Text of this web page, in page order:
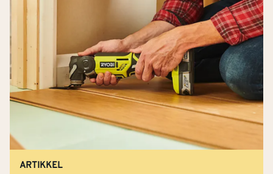
ARTIKKEL